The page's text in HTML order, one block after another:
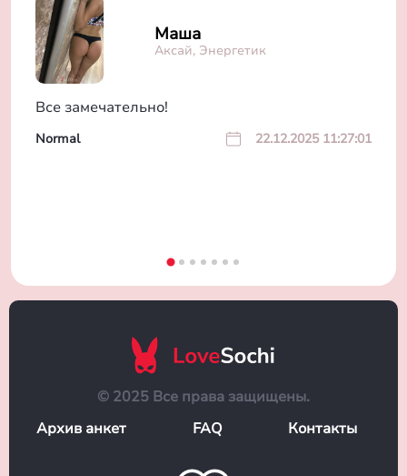
Маша
Аксай, Энергетик
Все замечательно!
Normal 22.12.2025 11:27:01
© 2025 Все права защищены.
Архив анкет
FAQ Контакты